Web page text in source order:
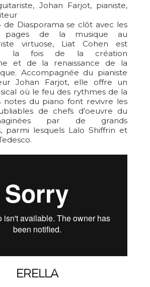
Johan Farjot, pianiste,
de Diasporama se clôt avec les
pages de la musique au
virtuose, Liat Cohen est
à la fois de la création
et de la renaissance de la
Accompagnée du pianiste
Johan Farjot, elle offre un
où le feu des rythmes de la
notes du piano font revivre les
de chefs d’oeuvre du
par de grands
parmi lesquels Lalo Shiffrin et
ERELLA